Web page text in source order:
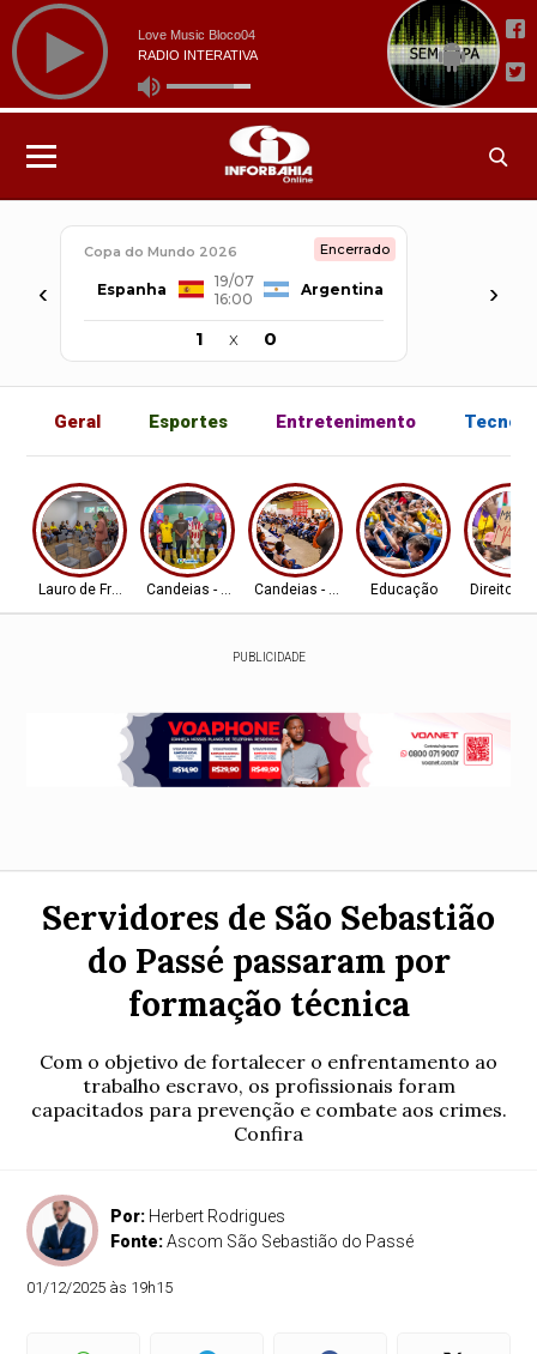
‹
Copa do Mundo 2026 Encerrado
Espanha
19/07
16:00
Argentina
1 x 0
›
Geral Esportes Entretenimento
Lauro de Freitas Candeias - BA Candeias - BA Educação Direitos
PUBLICIDADE
Servidores de São Sebastião
do Passé passaram por
formação técnica
Com o objetivo de fortalecer o enfrentamento ao
trabalho escravo, os profissionais foram
capacitados para prevenção e combate aos crimes.
Confira
Por: Herbert Rodrigues
Fonte:Ascom São Sebastião do Passé
01/12/2025 às 19h15